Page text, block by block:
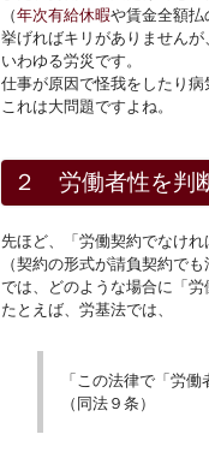
（年次有給休暇や賃金全額払
挙げればキリがありませんが
いわゆる労災です。
仕事が原因で怪我をしたり
これは大問題ですよね。
２ 労働者性を判
先ほど、「労働契約でなけれ
（契約の形式が請負契約で
では、どのような場合に「労
たとえば、労基法では、
「この法律で「労
（同法９条）